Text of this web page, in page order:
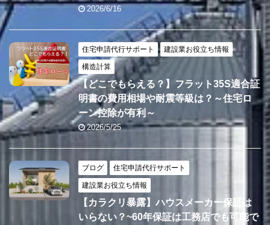
2026/6/16
住宅申請代行サポート 建設業お役立ち情報
構造計算
【どこでもらえる？】フラット35S適合証
明書の費用相場や耐震等級は？～住宅ロ
ーン控除が有利～
2026/5/25
ブログ 住宅申請代行サポート
建設業お役立ち情報
【カラクリ暴露】ハウスメーカー保証は
いらない？~60年保証は工務店でも可能で